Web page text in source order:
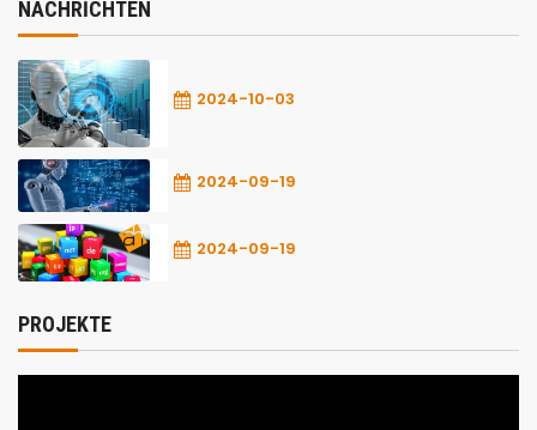
NACHRICHTEN
2024-10-03
2024-09-19
2024-09-19
PROJEKTE